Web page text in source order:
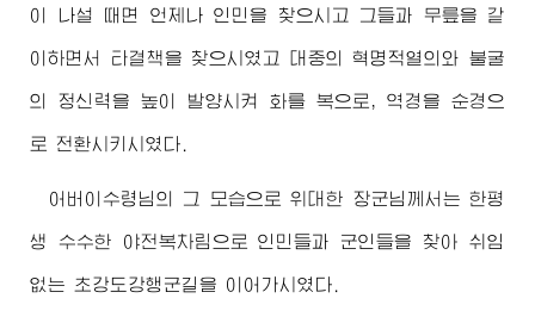
이 나설 때면 언제나 인민을 찾으시고 그들과 무릎을 같
이하면서 타결책을 찾으시였고 대중의 혁명적열의와 불굴
의 정신력을 높이 발양시켜 화를 복으로, 역경을 순경으
로 전환시키시였다.
어버이수령님 의 그 모습으로위대한 장군님 께서는 한평
생 수수한 야전복차림으로 인민들과 군인들을 찾아 쉬임
없는 초강도강행군길을 이어가시였다.